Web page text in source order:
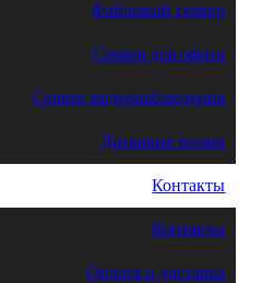
Файловый сервер
Сервер для офиса
Сервер видеонаблюдения
Дисковые полки
Контакты
Контакты
Оплата и доставка